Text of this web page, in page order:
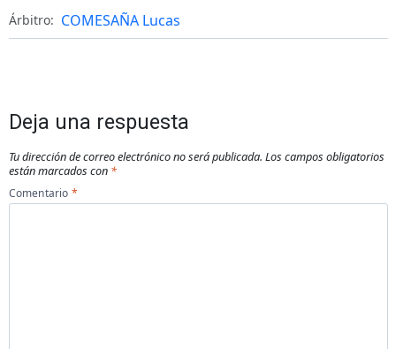
Árbitro: COMESAÑA Lucas
Deja una respuesta
Tu dirección de correo electrónico no será publicada. Los campos obligatorios
están marcados con *
Comentario *